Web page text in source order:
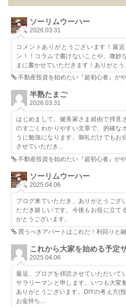
ソーリムウーハー
2026.03.31
コメントありがとうございます！最
ン！！コラムで書けないことや、微妙
まに書かせていただきます！ありがとう
不動産投資を始めたい『超初心者』が
半熟たまご
2026.03.31
はじめまして。健美家さま経由で拝見
のすごくわかりやすい文章で、的確な
うに勉強になります。御礼だけでもお
させていただき...
不動産投資を始めたい『超初心者』が
ソーリムウーハー
2025.04.06
ブログ来ていただき、ありがとうござ
ただき嬉しいです。今後もお役に立て
がとうございます。
買うべきアパートはこれだ！利回りと
これから大家を始める予定
2025.04.06
最近、ブログを拝読させていただいて
サラリーマンと申します。いつも大変
ありがとうございます。DIYの考え方(
お金持ち...